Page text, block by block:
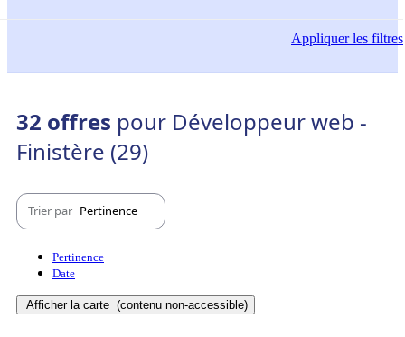
Appliquerles filtres
32 offres pour Développeur web -
Finistère (29)
Trier par Pertinence
Pertinence
Date
Afficher la carte (contenu non-accessible)